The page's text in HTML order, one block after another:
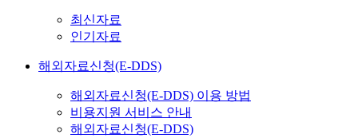
최신자료
인기자료
해외자료신청(E-DDS)
해외자료신청(E-DDS) 이용 방법
비용지원 서비스 안내
해외자료신청(E-DDS)